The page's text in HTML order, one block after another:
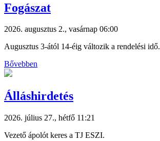
Fogászat
2026. augusztus 2., vasárnap 06:00
Augusztus 3-ától 14-éig változik a rendelési idő.
Bővebben
Álláshirdetés
2026. július 27., hétfő 11:21
Vezető ápolót keres a TJ ESZI.